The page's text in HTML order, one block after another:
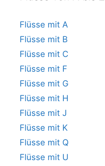
Flüsse mit A
Flüsse mit B
Flüsse mit C
Flüsse mit F
Flüsse mit G
Flüsse mit H
Flüsse mit J
Flüsse mit K
Flüsse mit Q
Flüsse mit U